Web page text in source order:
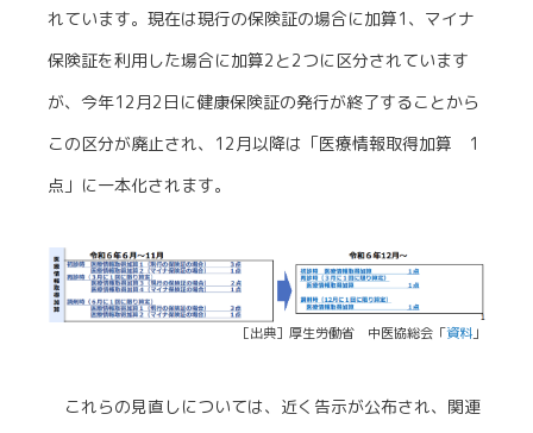
れています。現在は現行の保険証の場合に加算1、マイナ
保険証を利用した場合に加算2と2つに区分されています
が、今年12月2日に健康保険証の発行が終了することから
この区分が廃止され、12月以降は「医療情報取得加算 1
点」に一本化されます。
［出典］厚生労働省 中医協総会「資料 」
これらの見直しについては、近く告示が公布され、関連